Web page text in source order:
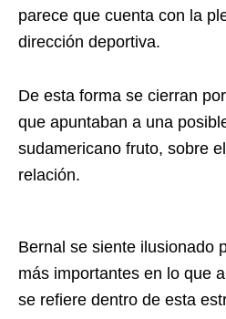
parece que cuenta con la
dirección deportiva.
De esta forma se cierran
que apuntaban a una
sudamericano fruto, sobre
relación.
Bernal se siente ilusionado
más importantes en lo que
se refiere dentro de esta